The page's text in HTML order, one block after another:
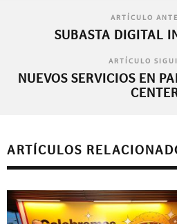
ARTÍCULO
SUBASTA DIGITAL
ARTÍCULO
NUEVOS SERVICIOS EN
ARTÍCULOS